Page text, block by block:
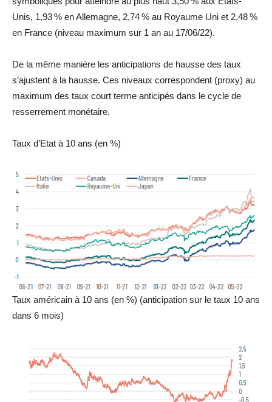
Unis, 1,93 % en Allemagne, 2,74 % au Royaume Uni et 2,48 %
en France (niveau maximum sur 1 an au 17/06/22).
De la même manière les anticipations de hausse des taux
s’ajustent à la hausse. Ces niveaux correspondent (proxy) au
maximum des taux court terme anticipés dans le cycle de
resserrement monétaire.
Taux d’Etat à 10 ans (en %)
Taux américain à 10 ans (en %) (anticipation sur le taux 10 ans
dans 6 mois)